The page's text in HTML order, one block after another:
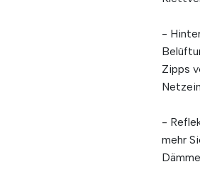
-
Zipps
-
mehr